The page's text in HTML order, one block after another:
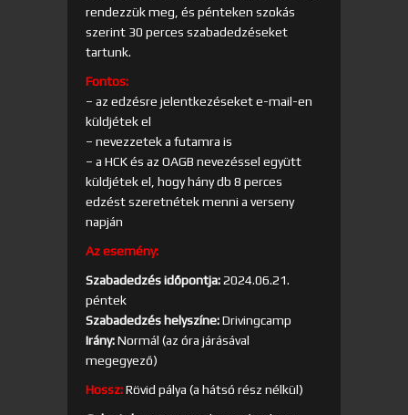
rendezzük meg, és pénteken szokás
szerint 30 perces szabadedzéseket
tartunk.
Fontos:
– az edzésre jelentkezéseket e-mail-en
küldjétek el
– nevezzetek a futamra is
– a HCK és az OAGB nevezéssel együtt
küldjétek el, hogy hány db 8 perces
edzést szeretnétek menni a verseny
napján
Az esemény:
Szabadedzés időpontja:2024.06.21.
péntek
Szabadedzés helyszíne:Drivingcamp
Irány:Normál (az óra járásával
megegyező)
Hossz:Rövid pálya (a hátsó rész nélkül)